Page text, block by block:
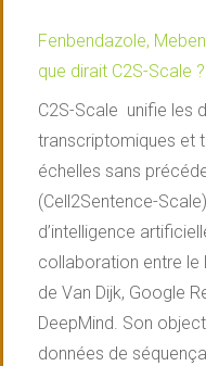
Fenbendazole,
que dirait C2S-Scale ?
C2S-Scale unifie les
transcriptomiques et
échelles sans
(Cell2Sentence-
d’intelligence
collaboration entre le
de Van Dijk, Google
DeepMind. Son
données de